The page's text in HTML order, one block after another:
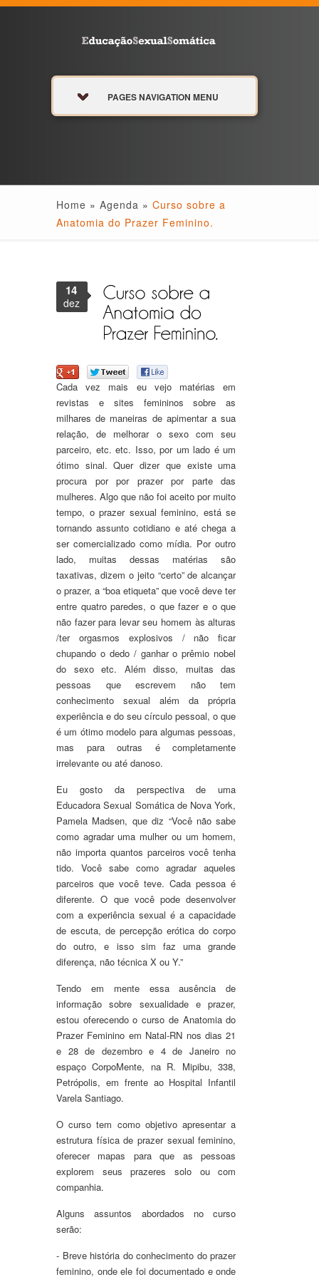
PAGES NAVIGATION MENU
Home » Agenda » Curso sobre a
Anatomia do Prazer Feminino.
14
dez
Cada vez mais eu vejo matérias em
revistas e sites femininos sobre as
milhares de maneiras de apimentar a sua
relação, de melhorar o sexo com seu
parceiro, etc. etc. Isso, por um lado é um
ótimo sinal. Quer dizer que existe uma
procura por por prazer por parte das
mulheres. Algo que não foi aceito por muito
tempo, o prazer sexual feminino, está se
tornando assunto cotidiano e até chega a
ser comercializado como mídia. Por outro
lado, muitas dessas matérias são
taxativas, dizem o jeito “certo” de alcançar
o prazer, a “boa etiqueta” que você deve ter
entre quatro paredes, o que fazer e o que
não fazer para levar seu homem às alturas
/ter orgasmos explosivos / não ficar
chupando o dedo / ganhar o prêmio nobel
do sexo etc. Além disso, muitas das
pessoas que escrevem não tem
conhecimento sexual além da própria
experiência e do seu círculo pessoal, o que
é um ótimo modelo para algumas pessoas,
mas para outras é completamente
irrelevante ou até danoso.
Eu gosto da perspectiva de uma
Educadora Sexual Somática de Nova York,
Pamela Madsen, que diz “Você não sabe
como agradar uma mulher ou um homem,
não importa quantos parceiros você tenha
tido. Você sabe como agradar aqueles
parceiros que você teve. Cada pessoa é
diferente. O que você pode desenvolver
com a experiência sexual é a capacidade
de escuta, de percepção erótica do corpo
do outro, e isso sim faz uma grande
diferença, não técnica X ou Y.”
Tendo em mente essa ausência de
informação sobre sexualidade e prazer,
estou oferecendo o curso de Anatomia do
Prazer Feminino em Natal-RN nos dias 21
e 28 de dezembro e 4 de Janeiro no
espaço CorpoMente, na R. Mipibu, 338,
Petrópolis, em frente ao Hospital Infantil
Varela Santiago.
O curso tem como objetivo apresentar a
estrutura física de prazer sexual feminino,
oferecer mapas para que as pessoas
explorem seus prazeres solo ou com
companhia.
Alguns assuntos abordados no curso
serão:
- Breve história do conhecimento do prazer
feminino, onde ele foi documentado e onde